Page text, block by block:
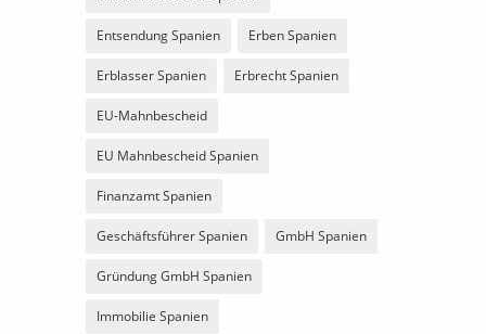
Entsendung Spanien Erben Spanien
Erblasser Spanien Erbrecht Spanien
EU-Mahnbescheid
EU Mahnbescheid Spanien
Finanzamt Spanien
Geschäftsführer Spanien GmbH Spanien
Gründung GmbH Spanien
Immobilie Spanien